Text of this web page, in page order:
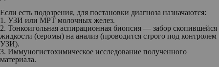
Если есть подозрения, для постановки диагноза назначаются:
1. УЗИ или МРТ молочных желез.
2. Тонкоигольная аспирационная биопсия — забор скопившейся
жидкости (серомы) на анализ (проводится строго под контролем
УЗИ).
3. Иммуногистохимическое исследование полученного
материала.